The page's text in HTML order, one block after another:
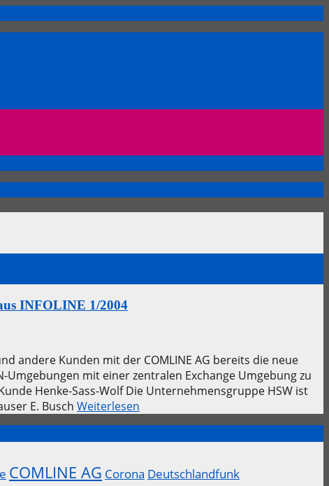
INFOLINE 1/2004
andere Kunden mit der COMLINE AG bereits die neue
mit einer zentralen Exchange Umgebung zu
Henke-Sass-Wolf Die Unternehmensgruppe HSW ist
E. Busch Weiterlesen
COMLINE AG Corona Deutschlandfunk